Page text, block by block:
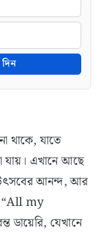
থাকে, যাতে
যায়। এখানে আছে
উৎসবের আনন্দ, আর
“All my
ডায়েরি, যেখানে